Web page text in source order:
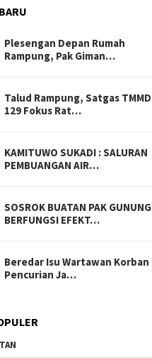
Plesengan Depan Rumah
Rampung, Pak Giman…
Talud Rampung, Satgas TMMD
129 Fokus Rat…
KAMITUWO SUKADI : SALURAN
PEMBUANGAN AIR…
SOSROK BUATAN PAK GUNUNG
BERFUNGSI EFEKT…
Beredar Isu Wartawan Korban
Pencurian Ja…